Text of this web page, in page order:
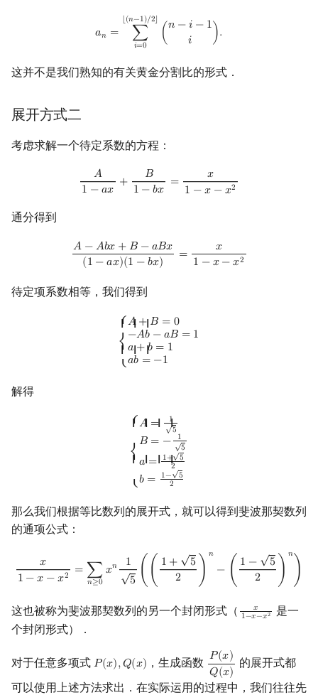
𝑎𝑛 =
⌊(𝑛−1)/2⌋
∑
𝑖=0
( 𝑛 −𝑖 − 1
𝑖
).
i=0⌊(n− )/2 n− 1i)
这并不是我们熟知的有关黄金分割比的形式．
展开方式二
考虑求解一个待定系数的方程：
𝐴
1 −𝑎𝑥 +
𝐵
1 −𝑏𝑥 =
𝑥
1 −𝑥 −𝑥2
a B1− 2
通分得到
𝐴 −𝐴𝑏𝑥 + 𝐵 −𝑎𝐵𝑥
(1 −𝑎𝑥)(1 −𝑏𝑥) =
𝑥
1 −𝑥−𝑥2
A−Abx+B −a Bx(1 −ax)( 1−
待定项系数相等，我们得到
⎧{ { {
⎨{ { {
⎩
𝐴+𝐵 = 0
−𝐴𝑏 −𝑎𝐵 = 1
𝑎 +𝑏 = 1
𝑎𝑏 = −1
0−Ab−aB =1 a+
解得
⎧{ { { {
⎨{ { { {
⎩
𝐴 = 1
√
5
𝐵 = − 1
√
5
𝑎 = 1+
√
5
2
𝑏 = 1−
√
5
2
=− 15a= 1+5
那么我们根据等比数列的展开式，就可以得到斐波那契数列
的通项公式：
𝑥
1 −𝑥 −𝑥2 = ∑
𝑛≥0
𝑥𝑛 1
√
5
( ( 1+
√
5
2
)
𝑛
− ( 1−
√
5
2
)
𝑛
)
−x−x n≥ xn 15 ( 1+ 52)n− (1 2)n)
这也被称为斐波那契数列的另一个封闭形式（ 𝑥
1−𝑥−𝑥2
x1−x−x2 是一
个封闭形式）．
对于任意多项式 𝑃(𝑥),𝑄(𝑥)
P(x),Q(x) ，生成函数 𝑃(𝑥)
𝑄(𝑥)
P(x)Q( x)
的展开式都
可以使用上述方法求出．在实际运用的过程中，我们往往先